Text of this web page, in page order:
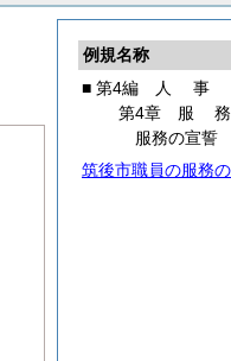
例規名称
■ 第4編
人 事
第4章 服務
服務の宣誓
筑後市職員の服務